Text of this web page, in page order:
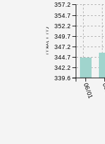
06/01
件数(千件)
339.6
342.2
344.7
347.2
349.7
352.2
354.7
357.2